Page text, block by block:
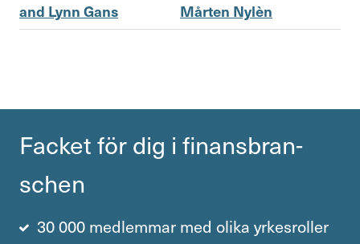
and Lynn Gans
Mårten Nylèn
Facket för dig i finans­bran­
schen
30 000 medlemmar med olika yrkesroller